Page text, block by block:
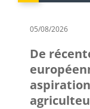
05/08/2026
De